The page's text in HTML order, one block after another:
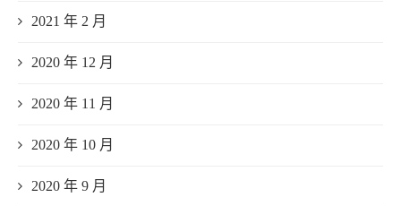
2021 年 2 月
2020 年 12 月
2020 年 11 月
2020 年 10 月
2020 年 9 月